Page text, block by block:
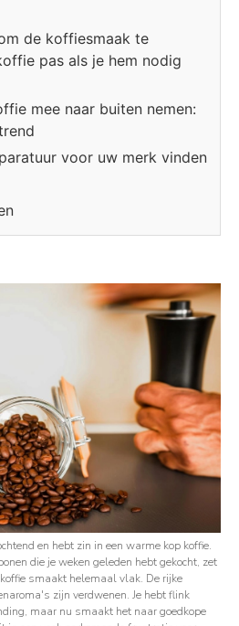
de koffiesmaak te
pas als je hem nodig
mee naar buiten nemen:
voor uw merk vinden
en hebt zin in een warme kop koffie.
die je weken geleden hebt gekocht, zet
smaakt helemaal vlak. De rijke
zijn verdwenen. Je hebt flink
maar nu smaakt het naar goedkope